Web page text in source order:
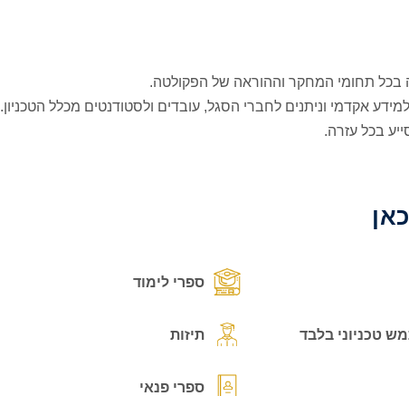
תחומי המחקר וההוראה של הפקולטה.
אקדמי וניתנים לחברי הסגל, עובדים ולסטודנטים מכלל הטכניון.
בכל עזרה.
ספרי לימוד
טכניוני בלבד תיזות
ספרי פנאי